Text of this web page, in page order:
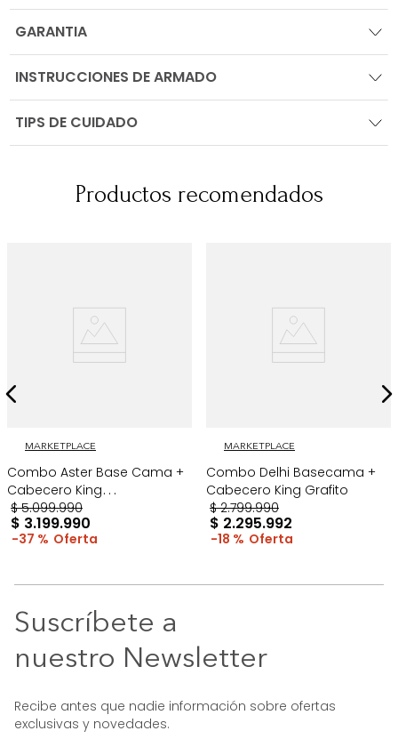
GARANTIA
INSTRUCCIONES DE ARMADO
TIPS DE CUIDADO
Productos recomendados
MARKETPLACE
Combo Aster Base Cama +
Cabecero King
Taupe/Madera
$ 5.099.990
$ 3.199.990
37 %
MARKETPLACE
Combo Delhi Basecama +
Cabecero King Grafito
$ 2.799.990
$ 2.295.992
18 %
Suscríbete a
nuestro Newsletter
Recibe antes que nadie información sobre ofertas
exclusivas y novedades.